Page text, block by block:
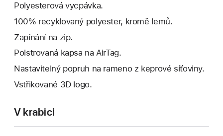
Polyesterová vycpávka.
100% recyklovaný polyester, kromě lemů.
Zapínání na zip.
Polstrovaná kapsa na AirTag.
Nastavitelný popruh na rameno z keprové síťoviny.
Vstřikované 3D logo.
V krabici